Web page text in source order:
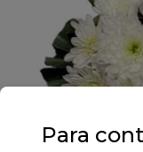
Para